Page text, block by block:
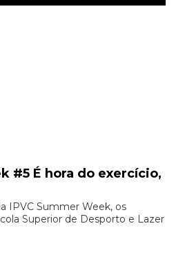
#5 É hora do exercício,
IPVC Summer Week, os
Superior de Desporto e Lazer